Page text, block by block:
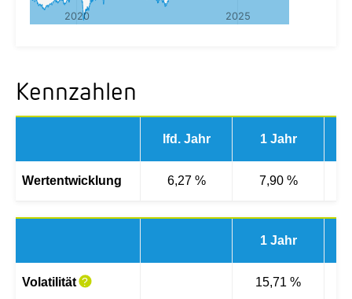
Kennzahlen
lfd. Jahr 1 Jahr
Wertentwicklung 6,27 % 7,90 %
1 Jahr
Volatilität 15,71 %